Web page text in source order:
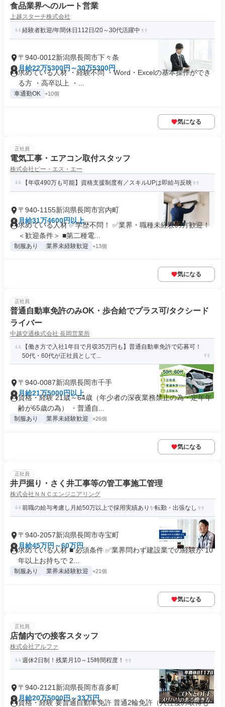
食品業界へのルート営業
上越スターチ株式会社
経験者歓迎/年間休日112日/20～30代活躍中
〒940-0012新潟県長岡市下々条
月給22万5300円～30万5300円
求めている人材 ・経験不問 ・Word・Excelの基本操作ができ
る方 ・高卒以上 ・...
車通勤OK +10個
気になる
正社員
電気工事・エアコン取付スタッフ
株式会社ピー・エス・エー
【年収490万も可能】資格支援制度有／スキルUPは即給与反映
〒940-1155新潟県長岡市宮内町
月給31万4600円以上
求めている人材 ✅学歴不問！ ✅業界・職種未経験の方歓迎！
＜歓迎条件＞ ■第二種電...
制服あり 業界未経験歓迎 +13個
気になる
正社員
普通自動車免許のみOK・歩合給でプラス可/タクシード
ライバー
中越交通株式会社 長岡営業所
【働き方で入社1年目で月収35万円も】普通自動車免許で応募可！
50代・60代が正社員として...
〒940-0087新潟県長岡市千手
月給21万5000円以上
資格・経験 21歳～64歳（年少者の深夜業務禁止の為・定年年
齢が65歳の為） ・普通自...
制服あり 業界未経験歓迎 +26個
気になる
正社員
井戸掘り・さく井工事等の管工事施工管理
株式会社ＮＮＣエンジニアリング
前職の給与考慮し月給50万以上で採用実績あり✨転勤・出張なし
〒940-2057新潟県長岡市寺宝町
月給45万円～60万円
求めている人材 ■ 必須条件 ✅業界問わず建設業での経験が 10
年以上お持ちで 2...
制服あり 業界未経験歓迎 +21個
気になる
正社員
店舗内での接客スタッフ
株式会社アルファ
週休2日制！残業月10～15時間程度！
〒940-2121新潟県長岡市喜多町
月給20万5000円～33万円
資格・経験 要普通自動車免許 普通2輪免許（入社後の取得も